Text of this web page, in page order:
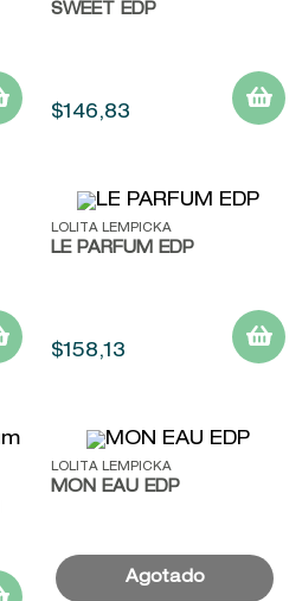
SWEET EDP
$146,83
LOLITA LEMPICKA
LE PARFUM EDP
$158,13
LOLITA LEMPICKA
MON EAU EDP